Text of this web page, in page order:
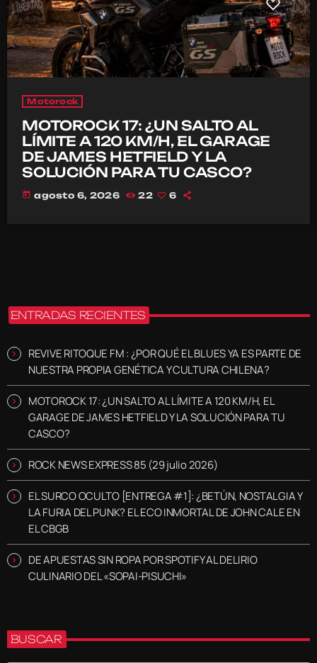
Motorock
MOTOROCK 17: ¿UN SALTO AL
LÍMITE A 120 KM/H, EL GARAGE
DE JAMES HETFIELD Y LA
SOLUCIÓN PARA TU CASCO?
today agosto 6, 2026 22 6
ENTRADAS RECIENTES
REVIVE RITOQUE FM : ¿POR QUÉ EL BLUES YA ES PARTE DE
NUESTRA PROPIA GENÉTICA Y CULTURA CHILENA?
MOTOROCK 17: ¿UN SALTO AL LÍMITE A 120 KM/H, EL
GARAGE DE JAMES HETFIELD Y LA SOLUCIÓN PARA TU
CASCO?
ROCK NEWS EXPRESS 85 (29 julio 2026)
EL SURCO OCULTO [ENTREGA #1]: ¿BETÚN, NOSTALGIA Y
LA FURIA DEL PUNK? EL ECO INMORTAL DE JOHN CALE EN
EL CBGB
DE APUESTAS SIN ROPA POR SPOTIFY AL DELIRIO
CULINARIO DEL «SOPAI-PISUCHI»
BUSCAR